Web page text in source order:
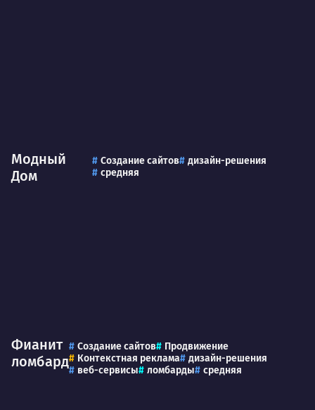
Модный
Дом
Создание сайтов
дизайн-решения
средняя
Фианит
ломбард
Создание сайтов
Продвижение
Контекстная реклама
дизайн-решения
веб-сервисы
ломбарды средняя